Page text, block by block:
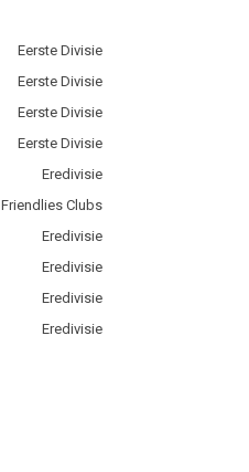
Eerste Divisie
Eerste Divisie
Eerste Divisie
Eerste Divisie
Eredivisie
Friendlies Clubs
Eredivisie
Eredivisie
Eredivisie
Eredivisie